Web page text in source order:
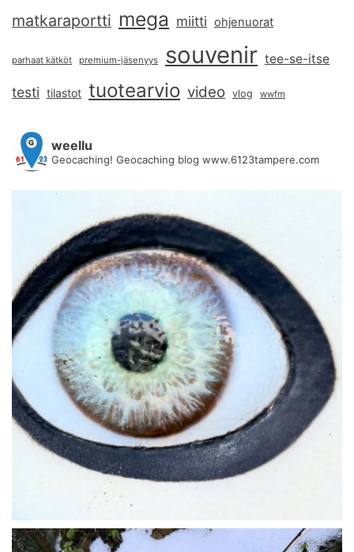
matkaraportti mega miitti ohjenuorat
parhaat kätköt premium-jäsenyys souvenir tee-se-itse
testi tilastot tuotearvio video vlog wwfm
weellu
Geocaching! Geocaching blog www.6123tampere.com